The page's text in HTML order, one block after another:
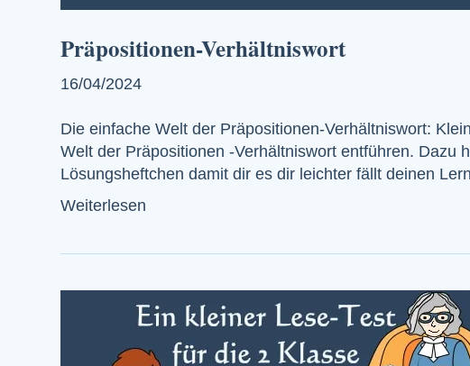
Präpositionen-Verhältniswort
16/04/2024
Die einfache Welt der Präpositionen-Verhältniswort:
Welt der Präpositionen -Verhältniswort entführen. Dazu
Lösungsheftchen damit dir es dir leichter fällt deinen
Weiterlesen